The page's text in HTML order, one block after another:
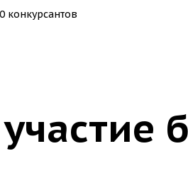
конкурсантов